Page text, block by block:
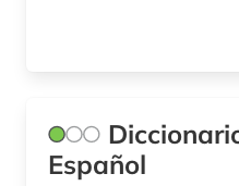
prosopografie (1)
protokoll (1)
Español